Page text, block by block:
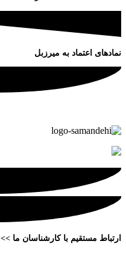
نمادهای اعتماد به میرزبل
ارتباط مستقیم با کارشناسان ما >>